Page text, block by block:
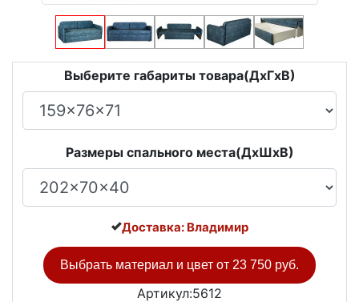
Выберите габариты товара(ДxГxВ)
Размеры спального места(ДxШxВ)
Доставка: Владимир
Выбрать материал и цвет от 23 750 руб.
Артикул:5612